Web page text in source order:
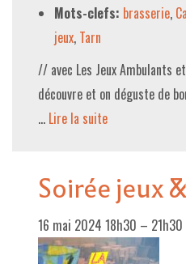
Mots-clefs: brasserie,
jeux, Tarn
// avec Les Jeux Ambulants
découvre et on déguste de
… Lire la suite­­
Soirée jeux
16 mai 2024 18h30 – 21h30